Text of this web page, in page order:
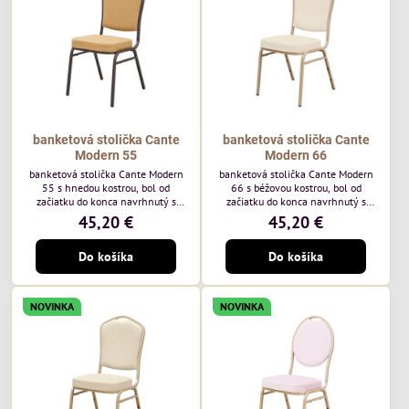
každodenné...
banketová stolička Cante
Modern 55
banketová stolička Cante Modern
55 s hnedou kostrou, bol od
začiatku do konca navrhnutý s
ohľadom na elegantné a
sofistikované priestory pre
pohostinstvá. Má hnedý rám a
medovo tónované čalúnenie Moss
48 od poľskej značky Davis –
medový odtieň s mäkkým
povrchom - je ideálna do svetlých
priestorov. Stolička kombinuje
klasický dizajn s modernou
funkčnosťou. Je odolná, pohodlná a
pripravená na...
45,20 €
Do košíka
banketová stolička Cante
Modern 66
banketová stolička Cante Modern
66 s béžovou kostrou, bol od
začiatku do konca navrhnutý s
ohľadom na elegantné a
sofistikované priestory pre
pohostinstvá. Má béžový rám a
čalúnenie Soro 02 od poľskej
značky Davis – béžová farba s
mäkkým povrchom je ideálna do
svetlých priestorov. Stolička
kombinuje klasický dizajn s
modernou funkčnosťou. Je odolná,
pohodlná a pripravená na
každodenné použitie...
45,20 €
Do košíka
NOVINKA NOVINKA